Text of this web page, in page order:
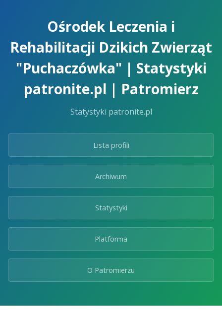
Ośrodek Leczenia i
Rehabilitacji Dzikich Zwierząt
"Puchaczówka" | Statystyki
patronite.pl | Patromierz
Statystyki patronite.pl
Lista profili
Archiwum
Statystyki
Platforma
O Patromierzu